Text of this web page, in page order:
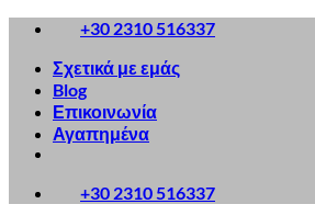
Μετάβαση
περιεχόμενο
+30 2310 516337
Σχετικά με εμάς
Blog
Επικοινωνία
Αγαπημένα
+30 2310 516337